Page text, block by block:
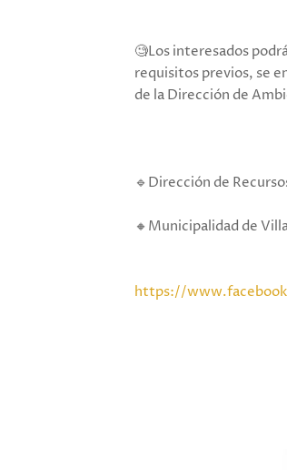
🧐Los interesados
requisitos previos, se
de la Dirección de
🔹Dirección de
🔸Municipalidad de
https://